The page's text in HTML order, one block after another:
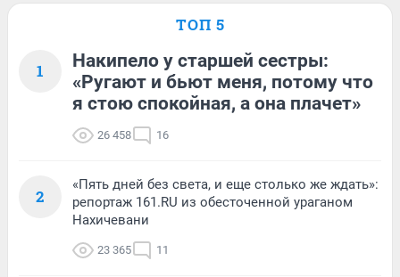
ТОП 5
1
Накипело у старшей сестры:
«Ругают и бьют меня, потому что
я стою спокойная, а она плачет»
26 458 16
2
«Пять дней без света, и еще столько же ждать»:
репортаж 161.RU из обесточенной ураганом
Нахичевани
23 365 11